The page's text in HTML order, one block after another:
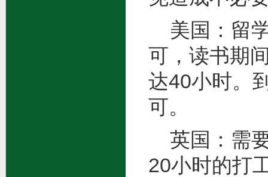
美国：留
可，读书期
达40小时。
可。
英国：需
20小时的打